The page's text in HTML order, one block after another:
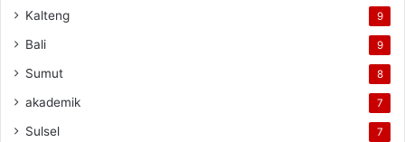
Kalteng 9
Bali 9
Sumut 8
akademik 7
Sulsel 7